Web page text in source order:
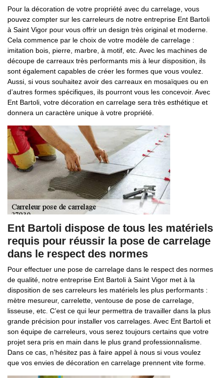
Pour la décoration de votre propriété avec du carrelage, vous
pouvez compter sur les carreleurs de notre entreprise Ent Bartoli
à Saint Vigor pour vous offrir un design très original et moderne.
Cela commence par le choix de votre modèle de carrelage :
imitation bois, pierre, marbre, à motif, etc. Avec les machines de
découpe de carreaux très performants mis à leur disposition, ils
sont également capables de créer les formes que vous voulez.
Aussi, si vous souhaitez avoir des carreaux en mosaïques ou en
d’autres formes spécifiques, ils pourront vous les concevoir. Avec
Ent Bartoli, votre décoration en carrelage sera très esthétique et
donnera un caractère unique à votre propriété.
Ent Bartoli dispose de tous les matériels
requis pour réussir la pose de carrelage
dans le respect des normes
Pour effectuer une pose de carrelage dans le respect des normes
de qualité, notre entreprise Ent Bartoli à Saint Vigor met à la
disposition de ses carreleurs les matériels les plus performants :
mètre mesureur, carrelette, ventouse de pose de carrelage,
lisseuse, etc. C’est ce qui leur permettra de travailler dans la plus
grande précision pour installer vos carrelages. Avec Ent Bartoli et
son équipe de carreleurs, vous serez toujours certains que votre
projet sera pris en main dans le plus grand professionnalisme.
Dans ce cas, n’hésitez pas à faire appel à nous si vous voulez
que vos envies de décoration en carrelage prennent vite forme.